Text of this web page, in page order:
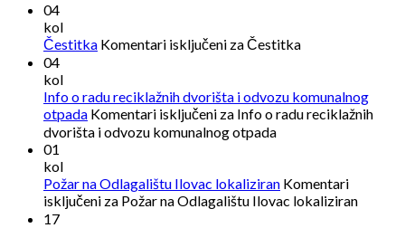
04
kol
Čestitka Komentari isključeni za Čestitka
04
kol
Info o radu reciklažnih dvorišta i odvozu komunalnog
otpada Komentari isključeni za Info o radu reciklažnih
dvorišta i odvozu komunalnog otpada
01
kol
Požar na Odlagalištu Ilovac lokaliziran Komentari
isključeni za Požar na Odlagalištu Ilovac lokaliziran
17